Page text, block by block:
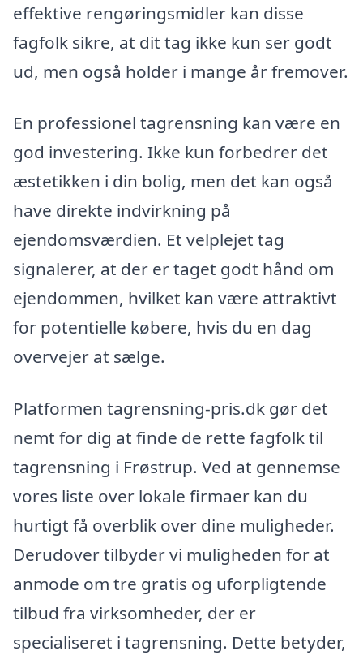
effektive rengøringsmidler kan disse
fagfolk sikre, at dit tag ikke kun ser godt
ud, men også holder i mange år fremover.
En professionel tagrensning kan være en
god investering. Ikke kun forbedrer det
æstetikken i din bolig, men det kan også
have direkte indvirkning på
ejendomsværdien. Et velplejet tag
signalerer, at der er taget godt hånd om
ejendommen, hvilket kan være attraktivt
for potentielle købere, hvis du en dag
overvejer at sælge.
Platformen tagrensning-pris.dk gør det
nemt for dig at finde de rette fagfolk til
tagrensning i Frøstrup. Ved at gennemse
vores liste over lokale firmaer kan du
hurtigt få overblik over dine muligheder.
Derudover tilbyder vi muligheden for at
anmode om tre gratis og uforpligtende
tilbud fra virksomheder, der er
specialiseret i tagrensning. Dette betyder,